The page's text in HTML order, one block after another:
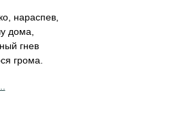
нараспев,
дома,
гнев
грома.